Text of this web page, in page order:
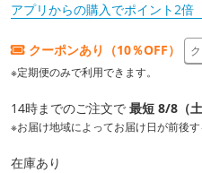
アプリからの購入でポイント2倍
クーポンあり（10％OFF）
※定期便のみで利用できます。
14時までのご注文で 最短 8/8（土
※お届け地域によってお届け日が前後す
在庫あり